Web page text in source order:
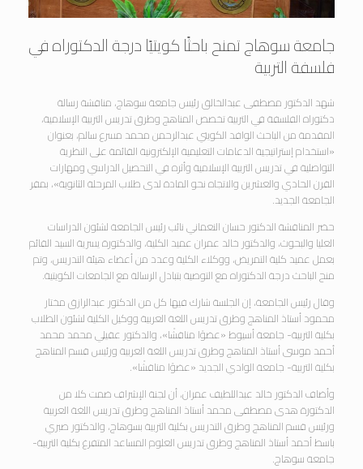
جامعة سوهاج تمنح باحثًا كويتيًا درجة الدكتوراه في
فلسفة التربية
شهد الدكتور مصطفى عبدالخالق رئيس جامعة سوهاج، مناقشة رسالة
دكتوراه الفلسفة في التربية تخصص المناهج وطرق تدريس التربية الإسلامية،
المقدمة من الباحث الوافد الكويتي عبدالرحمن محمد مسرع سالم، بعنوان
«استخدام إستراتيجية الدعامات التعليمية الإلكترونية القائمة على النظرية
التواصلية في تدريس التربية الإسلامية وأثره في التحصيل الدراسي ومهارات
القرن الحادي والعشرين والاتجاه نحو المادة لدى طلاب المرحلة الثانوية»، بمقر
الجامعة الجديد.
حضر المناقشة الدكتور حسان النعماني نائب رئيس الجامعة لشئون الدراسات
العليا والبحوث، والدكتور خالد عمران عميد الكلية، والدكتورة يسرية السيد القائم
بعمل عميد كلية التمريض، ووكلاء الكلية وعدد من أعضاء هيئة التدريس، وتم
منح الباحث درجة الدكتوراه مع التوصية بتبادل الرسالة مع الجامعات الكويتية.
وقال رئيس الجامعة، إن الجلسة شارك فيها كل من الدكتور عبدالرازق مختار
محمود أستاذ المناهج وطرق تدريس اللغة العربية ووكيل الكلية لشئون الطلاب
بكلية التربية- جامعة أسيوط «عضوًا مناقشًا»، والدكتور عقيلي محمد محمد
أحمد موسى أستاذ المناهج وطرق تدريس اللغة العربية ورئيس قسم المناهج
بكلية التربية- جامعة الوادي الجديد «عضوًا مناقشًا».
وأضاف الدكتور خالد عبداللطيف عمران، أن لجنة الإشراف ضمت كلا من
الدكتورة هدى مصطفى محمد أستاذ المناهج وطرق تدريس اللغة العربية
ورئيس قسم المناهج وطرق التدريس بكلية التربية بسوهاج، والدكتور صبري
باسط أحمد أستاذ المناهج وطرق تدريس العلوم المساعد المتفرغ بكلية التربية-
جامعة سوهاج.